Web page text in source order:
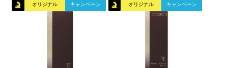
オリジナル キャンペーン オリジナル キャンペーン